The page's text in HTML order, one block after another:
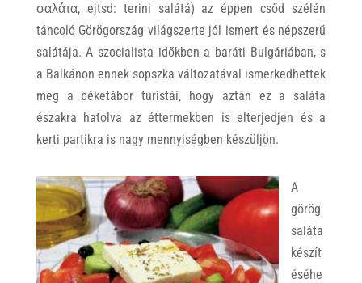
σαλάτα, ejtsd: terini salátá) az éppen csőd szélén
táncoló Görögország világszerte jól ismert és népszerű
salátája. A szocialista időkben a baráti Bulgáriában, s
a Balkánon ennek sopszka változatával ismerkedhettek
meg a béketábor turistái, hogy aztán ez a saláta
északra hatolva az éttermekben is elterjedjen és a
kerti partikra is nagy mennyiségben készüljön.
A
görög
saláta
készít
éséhe